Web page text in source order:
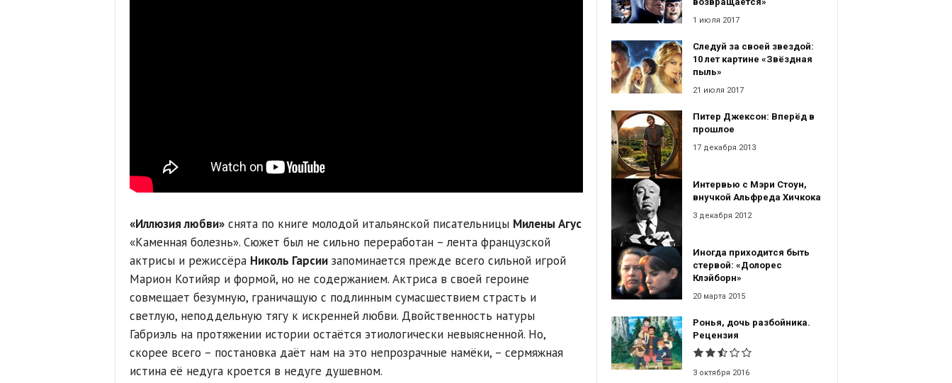
«Иллюзия любви»снята по книге молодой итальянской писательницы Милены Агус
«Каменная болезнь». Сюжет был не сильно переработан – лента французской
актрисы и режиссёра Николь Гарсиизапоминается прежде всего сильной игрой
Марион Котийяр и формой, но не содержанием. Актриса в своей героине
совмещает безумную, граничащую с подлинным сумасшествием страсть и
светлую, неподдельную тягу к искренней любви. Двойственность натуры
Габриэль на протяжении истории остаётся этиологически невыясненной. Но,
скорее всего – постановка даёт нам на это непрозрачные намёки, – сермяжная
истина её недуга кроется в недуге душевном.
1 июля 2017
Следуй за своей звездой:
10 лет картине «Звёздная
пыль»
21 июля 2017
Питер Джексон: Вперёд в
прошлое
17 декабря 2013
Интервью с Мэри Стоун,
внучкой Альфреда Хичкока
3 декабря 2012
Иногда приходится быть
стервой: «Долорес
Клэйборн»
20 марта 2015
Ронья, дочь разбойника.
Рецензия
3 октября 2016